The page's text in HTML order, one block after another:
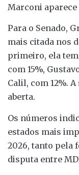
Marconi aparece
Para o Senado,
mais citada nos
primeiro, ela tem
com 15%,
Calil, com 12%.
aberta.
Os números
estados mais
2026, tanto pela
disputa entre